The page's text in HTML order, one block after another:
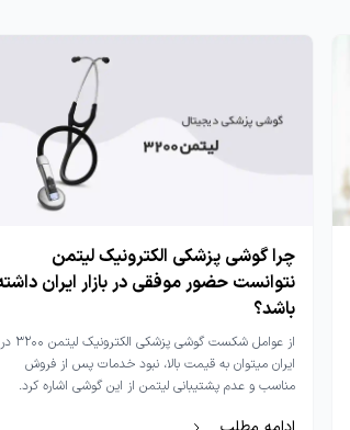
چرا گوشی پزشکی الکترونیک لیتمن
نتوانست حضور موفقی در بازار ایران
باشد؟
از عوامل شکست گوشی پزشکی الکترونیک لیتمن ۳۲۰۰ در
ایران میتوان به قیمت بالا، نبود خدمات پس از فروش
مناسب و عدم پشتیبانی لیتمن از این گوشی اشاره کرد.